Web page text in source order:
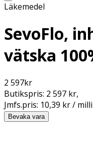
Läkemedel
SevoFlo,
vätska
2 597kr
Butikspris: 2 597 kr,
Jmfs.pris: 10,39 kr /
Bevaka vara